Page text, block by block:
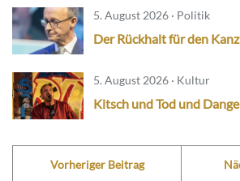
5. August 2026 · Politik
Der Rückhalt für den
5. August 2026 · Kultur
Kitsch und Tod und
Vorheriger Beitrag